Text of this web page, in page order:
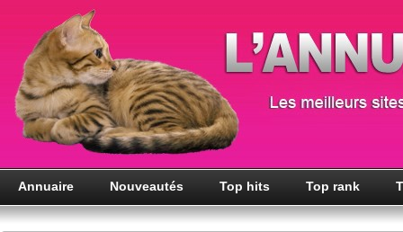
Annuaire Nouveautés Top hits Top rank